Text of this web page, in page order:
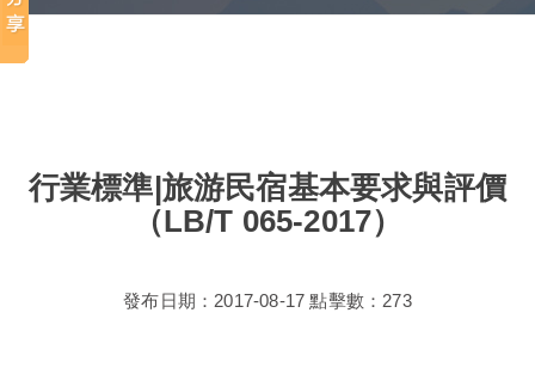
行業標準|旅游民宿基本要求與評價
（LB/T 065-2017）
發布日期：2017-08-17 點擊數：273